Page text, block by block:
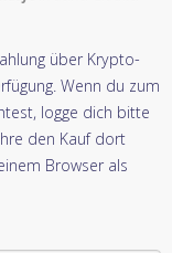
über Krypto-
Wenn du zum
logge dich bitte
den Kauf dort
Browser als